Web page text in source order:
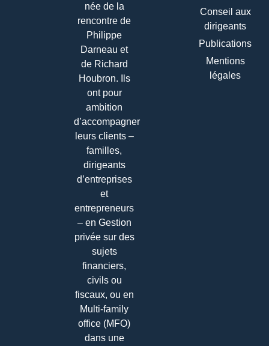
née de la
rencontre de
Philippe
Darneau et
de Richard
Houbron. Ils
ont pour
ambition
d’accompagner
leurs clients –
familles,
dirigeants
d’entreprises
et
entrepreneurs
– en Gestion
privée sur des
sujets
financiers,
civils ou
fiscaux, ou en
Multi-family
office (MFO)
dans une
Conseil aux
dirigeants
Publications
Mentions
légales